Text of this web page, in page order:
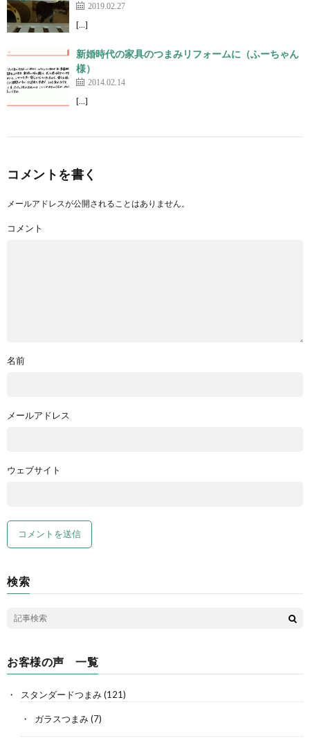
2019.02.27
[…]
新婚時代の家具のつまみリフォームに（ふーちゃん
様）
2014.02.14
[…]
コメントを書く
メールアドレスが公開されることはありません。
コメント
名前
メールアドレス
ウェブサイト
検索
お客様の声 一覧
スタンダードつまみ(121)
ガラスつまみ(7)